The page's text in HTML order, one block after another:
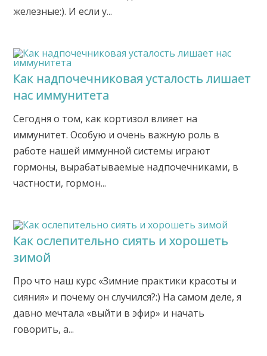
железные:). И если у...
Как надпочечниковая усталость лишает
нас иммунитета
Сегодня о том, как кортизол влияет на
иммунитет. Особую и очень важную роль в
работе нашей иммунной системы играют
гормоны, вырабатываемые надпочечниками, в
частности, гормон...
Как ослепительно сиять и хорошеть
зимой
Про что наш курс «Зимние практики красоты и
сияния» и почему он случился?:) На самом деле, я
давно мечтала «выйти в эфир» и начать
говорить, а...